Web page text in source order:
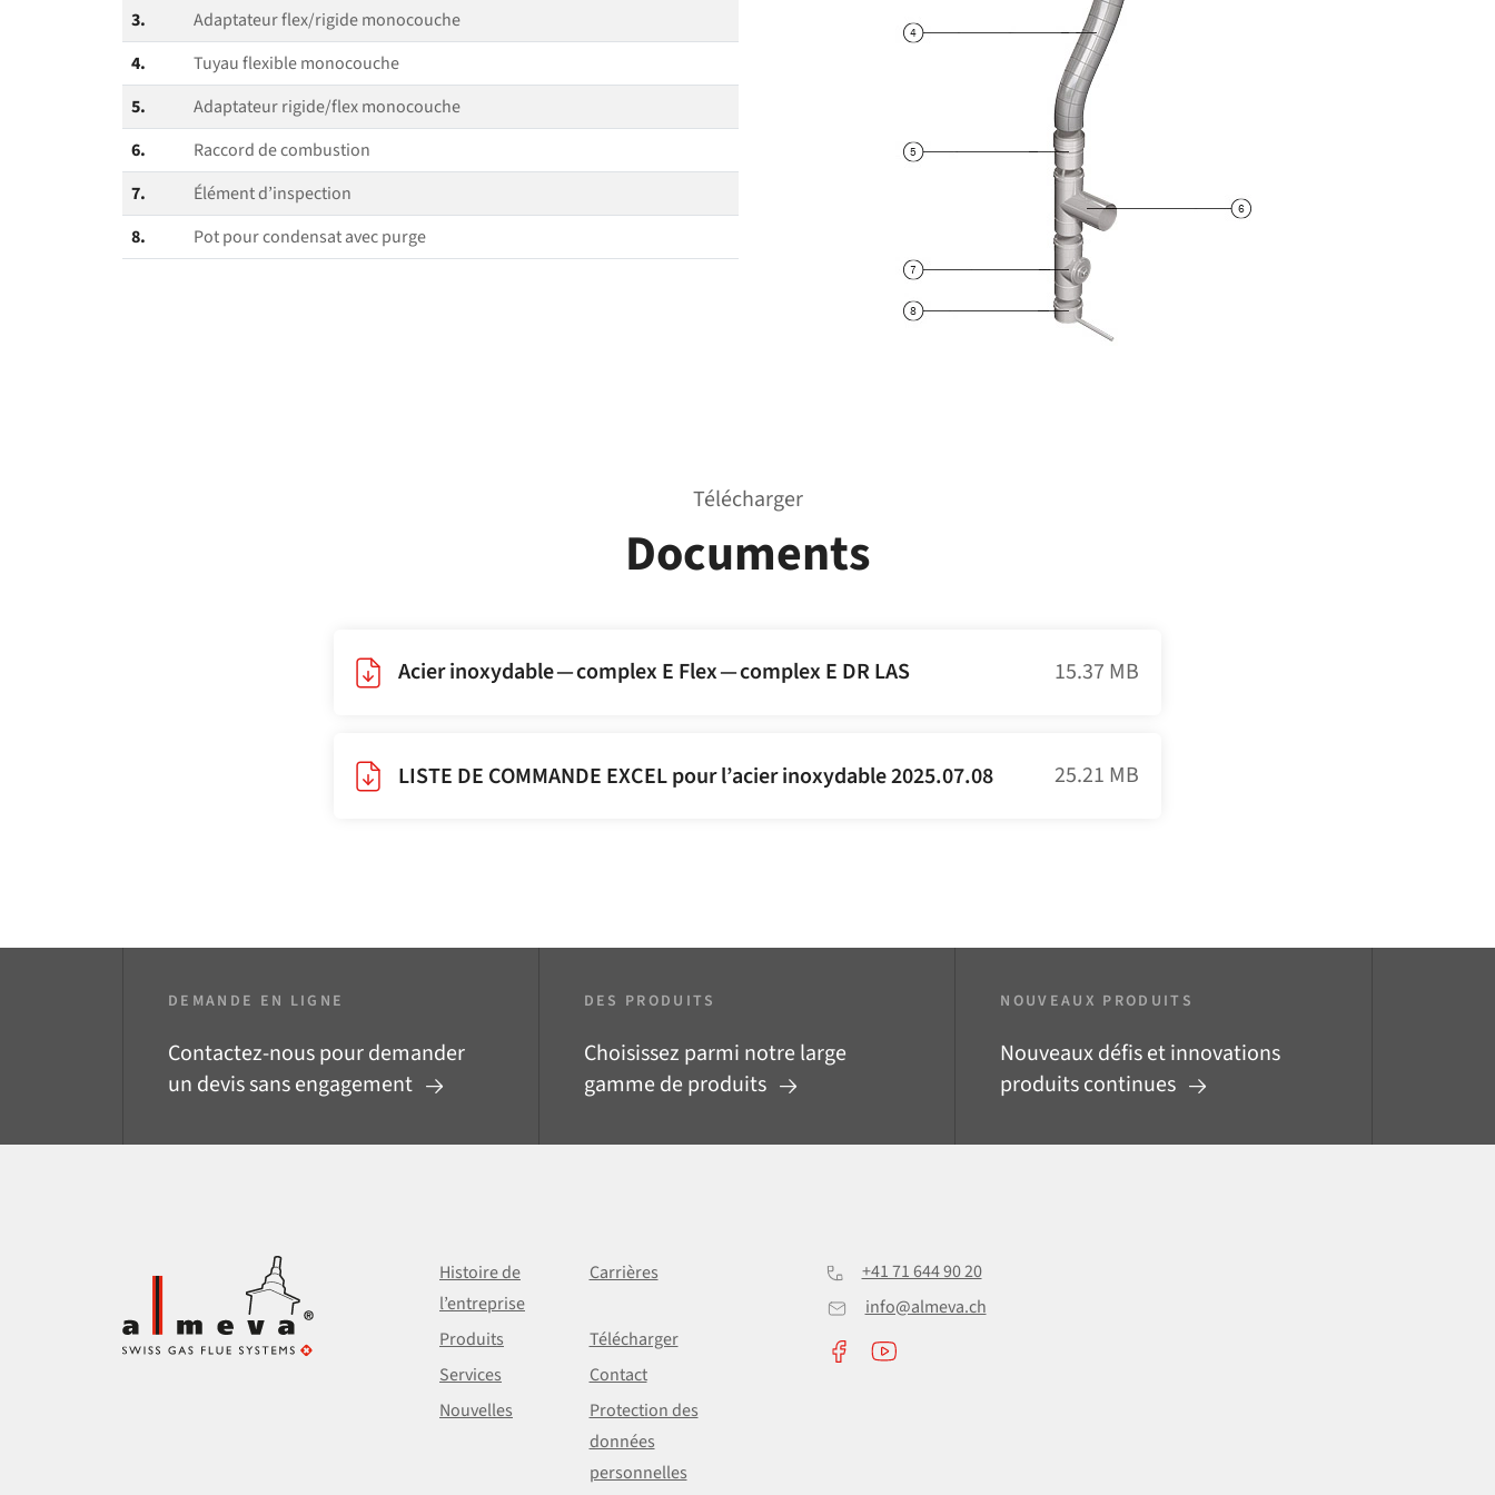
3.
Adaptateur flex/​rigide monocouche
4.
Tuyau flexible monocouche
5.
Adaptateur rigide/​flex monocouche
6.
Raccord de combustion
7.
Élément d’inspection
8.
Pot pour condensat avec purge
Télécharger
Documents
Acier inoxydable — complex E Flex — complex E DR LAS 15.37 MB
LISTE DE COMMANDE EXCEL pour l’acier inoxydable 2025.07.08 25.21 MB
DEMANDE EN LIGNE
Contactez-nous pour demander
un devis sans engagement
DES PRODUITS
Choisissez parmi notre large
gamme de produits
NOUVEAUX PRODUITS
Nouveaux défis et innovations
produits continues
Histoire de
l’entreprise
Carrières
Produits
Télécharger
Services
Contact
Nouvelles
Protection des
données
personnelles
+41 71 644 90 20
info@almeva.ch